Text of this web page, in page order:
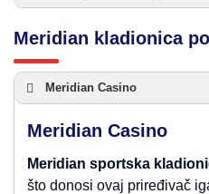
Meridian kladionica
Meridian Casino
Meridian Casino
Meridian sportska
što donosi ovaj priređivač